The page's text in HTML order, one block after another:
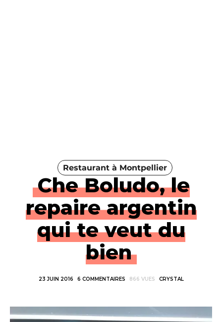
Restaurant à Montpellier
Che Boludo, le
repaire argentin
qui te veut du
bien
23 JUIN 2016 6 COMMENTAIRES 866 VUES CRYSTAL